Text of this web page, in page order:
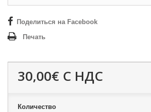
Поделиться на Facebook
Печать
30,00€ С НДС
Количество